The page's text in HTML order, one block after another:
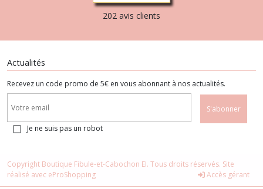
202 avis clients
Actualités
Recevez un code promo de 5€ en vous abonnant à nos actualités.
S'abonner
Je ne suis pas un robot
Copyright Boutique Fibule-et-Cabochon EI. Tous droits réservés. Site
réalisé avec eProShopping Accès gérant